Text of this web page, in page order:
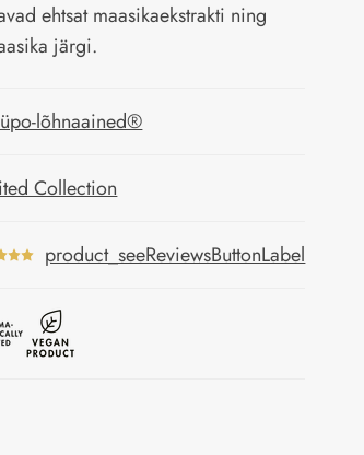
ehtsat maasikaekstrakti ning
järgi.
lõhnaained®
Collection
product_seeReviewsButtonLabel